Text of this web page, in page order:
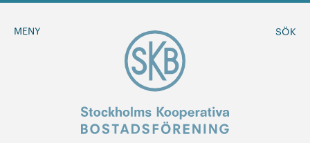
SÖK
MENY